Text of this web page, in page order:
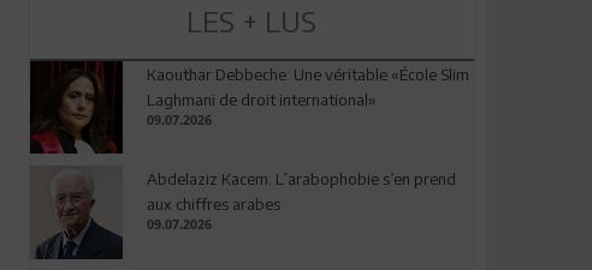
LES + LUS
Kaouthar Debbeche: Une véritable «École Slim
Laghmani de droit international»
09.07.2026
Abdelaziz Kacem: L’arabophobie s’en prend
aux chiffres arabes
09.07.2026